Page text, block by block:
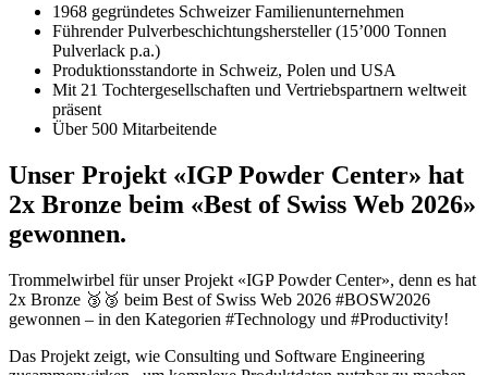
1968 gegründetes Schweizer Familienunternehmen
Führender Pulverbeschichtungshersteller (15’000 Tonnen
Pulverlack p.a.)
Produktionsstandorte in Schweiz, Polen und USA
Mit 21 Tochtergesellschaften und Vertriebspartnern weltweit
präsent
Über 500 Mitarbeitende
Unser Projekt «IGP Powder Center» hat
2x Bronze beim «Best of Swiss Web 2026»
gewonnen.
Trommelwirbel für unser Projekt «IGP Powder Center», denn es hat
2x Bronze 🥉🥉 beim Best of Swiss Web 2026 #BOSW2026
gewonnen – in den Kategorien #Technology und #Productivity!
Das Projekt zeigt, wie Consulting und Software Engineering